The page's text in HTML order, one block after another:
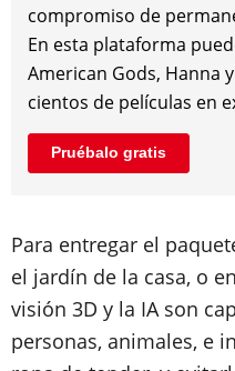
compromiso de
En esta plataforma
American Gods, Hanna
cientos de películas en
Pruébalo gratis
Para entregar el
el jardín de la casa, o
visión 3D y la IA son
personas, animales, e